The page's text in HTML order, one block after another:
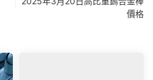
價格